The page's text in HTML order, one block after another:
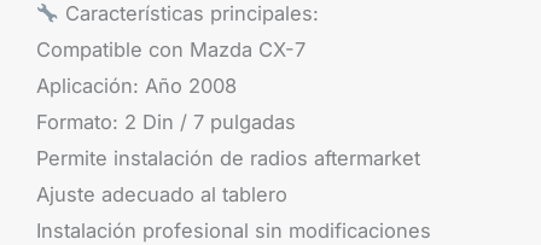
Características principales:
Compatible con Mazda CX-7
Aplicación: Año 2008
Formato: 2 Din / 7 pulgadas
Permite instalación de radios aftermarket
Ajuste adecuado al tablero
Instalación profesional sin modificaciones